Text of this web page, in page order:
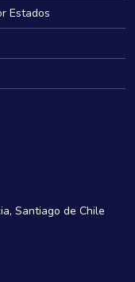
Estados
Santiago de Chile